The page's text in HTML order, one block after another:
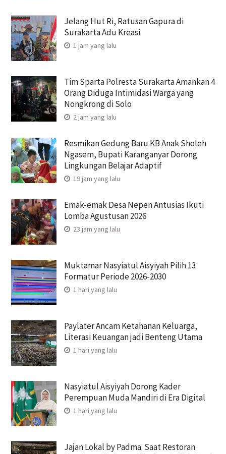
Jelang Hut Ri, Ratusan Gapura di
Surakarta Adu Kreasi
1 jam yang lalu
Tim Sparta Polresta Surakarta Amankan 4
Orang Diduga Intimidasi Warga yang
Nongkrong di Solo
2 jam yang lalu
Resmikan Gedung Baru KB Anak Sholeh
Ngasem, Bupati Karanganyar Dorong
Lingkungan Belajar Adaptif
19 jam yang lalu
Emak-emak Desa Nepen Antusias Ikuti
Lomba Agustusan 2026
23 jam yang lalu
Muktamar Nasyiatul Aisyiyah Pilih 13
Formatur Periode 2026-2030
1 hari yang lalu
Paylater Ancam Ketahanan Keluarga,
Literasi Keuangan jadi Benteng Utama
1 hari yang lalu
Nasyiatul Aisyiyah Dorong Kader
Perempuan Muda Mandiri di Era Digital
1 hari yang lalu
Jajan Lokal by Padma: Saat Restoran